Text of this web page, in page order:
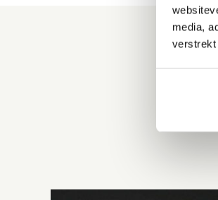
media,
verstrekt